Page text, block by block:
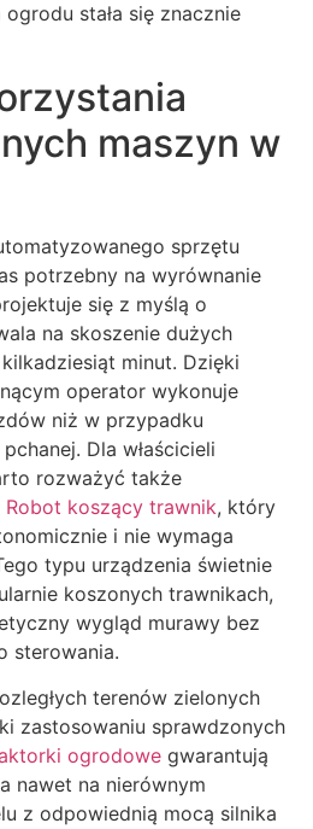
stała się znacznie
maszyn w
sprzętu
potrzebny na wyrównanie
się z myślą o
na skoszenie dużych
minut. Dzięki
operator wykonuje
niż w przypadku
Dla właścicieli
rozważyć także
Robot koszący trawnik, który
i nie wymaga
typu urządzenia świetnie
koszonych trawnikach,
wygląd murawy bez
sterowania.
terenów zielonych
zastosowaniu sprawdzonych
ogrodowe gwarantują
nawet na nierównym
z odpowiednią mocą silnika